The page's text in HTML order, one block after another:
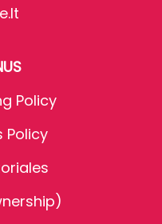
Policy
Policy